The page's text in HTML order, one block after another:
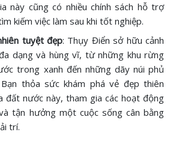
này cũng có nhiều chính sách hỗ trợ
kiếm việc làm sau khi tốt nghiệp.
tuyệt đẹp: Thụy Điển sở hữu cảnh
dạng và hùng vĩ, từ những khu rừng
trong xanh đến những dãy núi phủ
thỏa sức khám phá vẻ đẹp thiên
đất nước này, tham gia các hoạt động
tận hưởng một cuộc sống cân bằng
trí.